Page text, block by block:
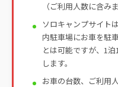
（ご利用人数に含み
ソロキャンプサイト
内駐車場にお車を駐
とは可能ですが、1
します。
お車の台数、ご利用